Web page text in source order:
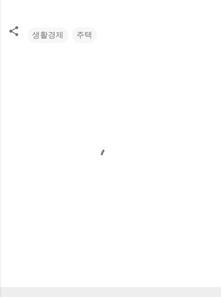
생활경제 주택